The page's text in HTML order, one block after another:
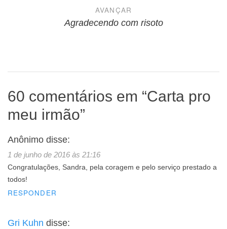
AVANÇAR
Agradecendo com risoto
60 comentários em “Carta pro
meu irmão”
Anônimo disse:
1 de junho de 2016 às 21:16
Congratulações, Sandra, pela coragem e pelo serviço prestado a
todos!
RESPONDER
Gri Kuhn disse: